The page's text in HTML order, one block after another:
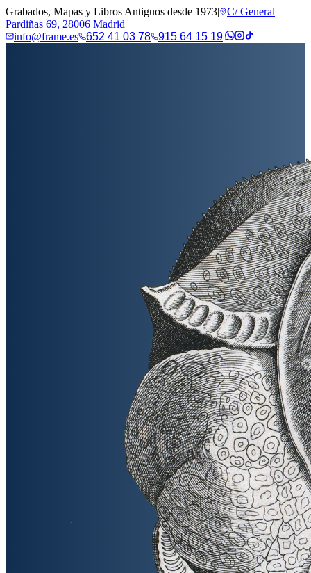
Grabados, Mapas y Libros Antiguos desde 1973|
C/ General
Pardiñas 69, 28006 Madrid
info@frame.es
652 41 03 78 915 64 15 19|